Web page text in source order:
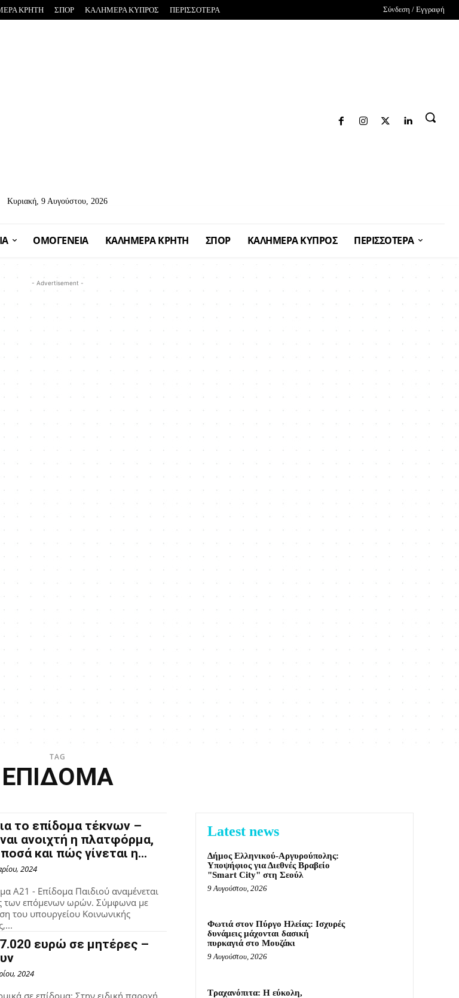
ΚΡΗΤΗ ΣΠΟΡ ΚΑΛΗΜΕΡΑ ΚΥΠΡΟΣ ΠΕΡΙΣΣΟΤΕΡΑ Σύνδεση / Εγγραφή
Κυριακή, 9 Αυγούστου, 2026
ΟΜΟΓΕΝΕΙΑ ΚΑΛΗΜΕΡΑ ΚΡΗΤΗ ΣΠΟΡ ΚΑΛΗΜΕΡΑ ΚΥΠΡΟΣ ΠΕΡΙΣΣΟΤΕΡΑ
- Advertisement -
TAG
ΕΠΙΔΟΜΑ
το επίδομα τέκνων –
ανοιχτή η πλατφόρμα,
ποσά και πώς γίνεται η...
2024
Α21 - Επίδομα Παιδιού αναμένεται
των επόμενων ωρών. Σύμφωνα με
του υπουργείου Κοινωνικής
ευρώ σε μητέρες –
2024
σε επίδομα: Στην ειδική παροχή
Latest news
Δήμος Ελληνικού-Αργυρούπολης:
Υποψήφιος για Διεθνές Βραβείο
"Smart City" στη Σεούλ
9 Αυγούστου, 2026
Φωτιά στον Πύργο Ηλείας: Ισχυρές
δυνάμεις μάχονται δασική
πυρκαγιά στο Μουζάκι
9 Αυγούστου, 2026
Τραχανόπιτα: Η εύκολη,